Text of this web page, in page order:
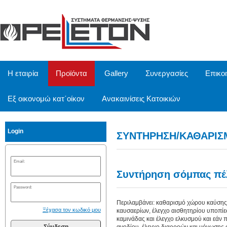
Η εταιρία Προϊόντα Gallery Συνεργασίες
Εξ οικονομώ κατ΄οίκον Ανακαινίσεις Κατοικιών
Login
Email:
Password:
Ξέχασα τον κωδικό μου
ΣΥΝΤΗΡΗΣΗ/
Συντήρηση σόμπας
Περιλαμβάνει: καθαρισμό χώρου
καυσαερίων, έλεγχο αισθητηρίου
καμινάδας και έλεγχο ελκυσμού και εάν